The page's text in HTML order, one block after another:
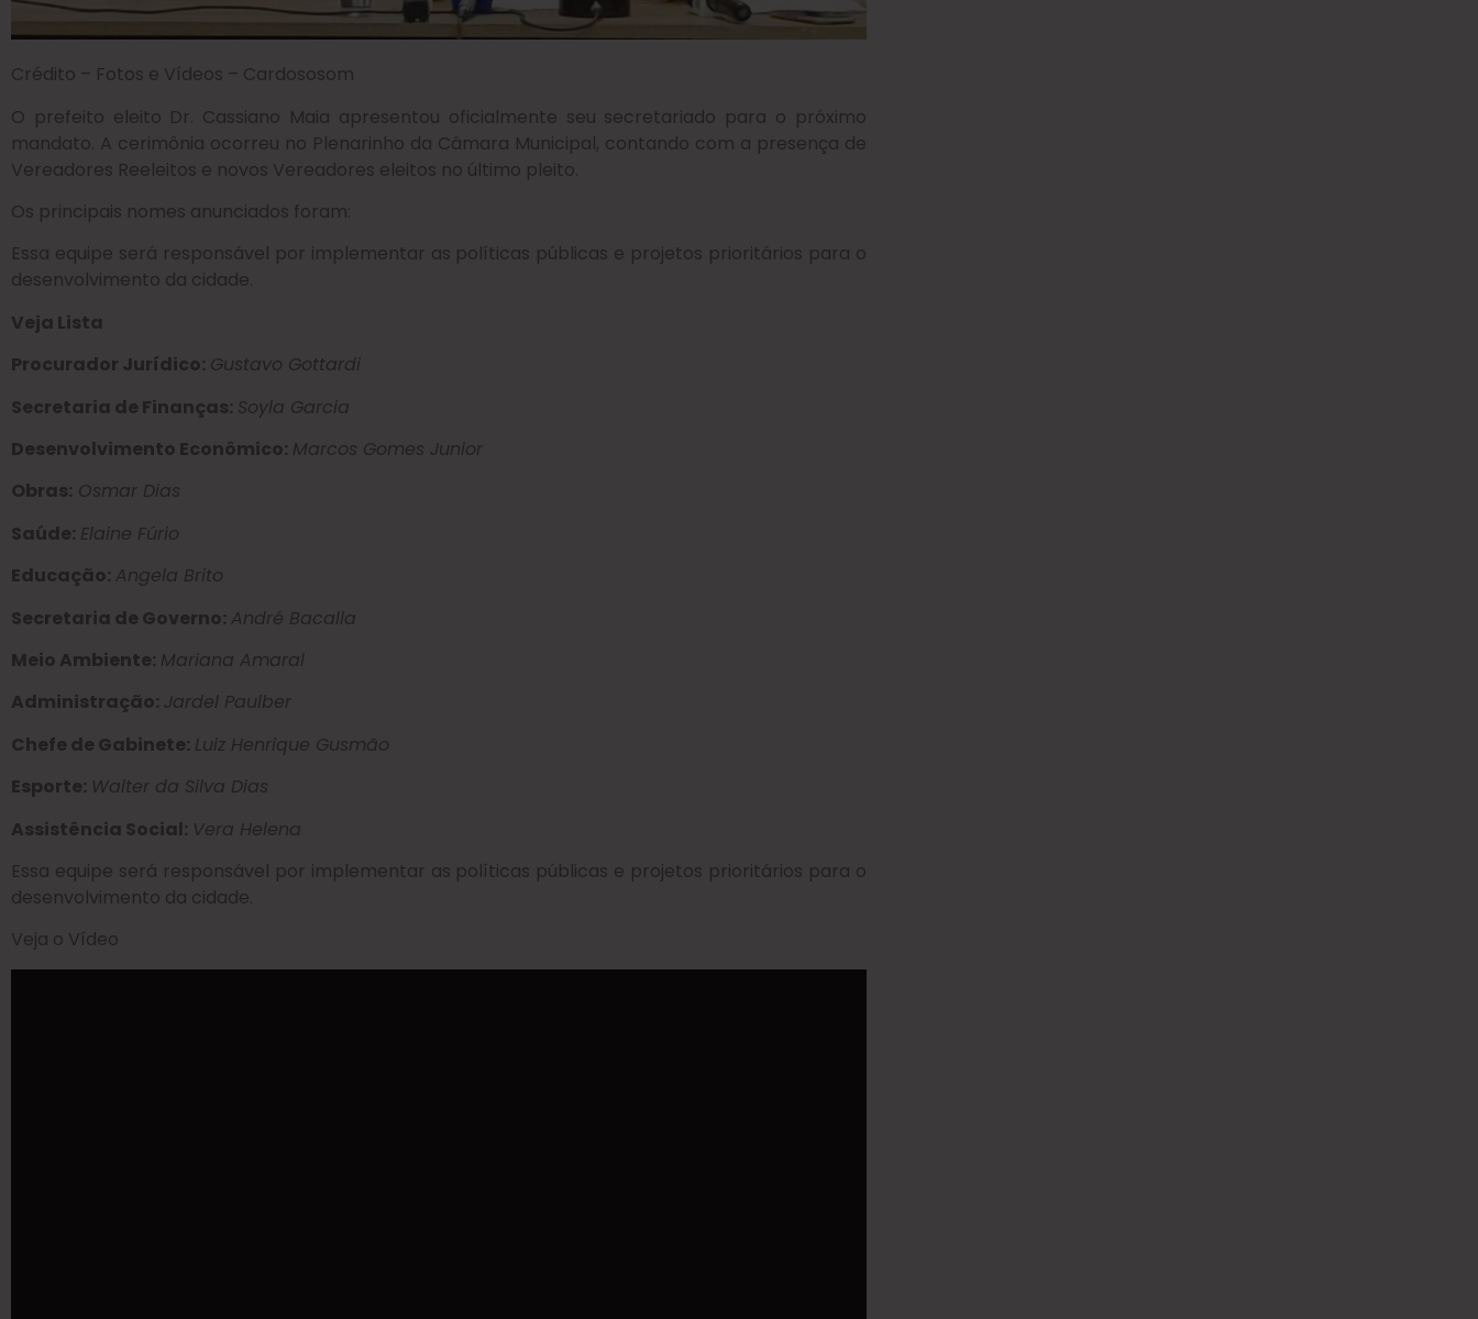
Crédito – Fotos e Vídeos – Cardososom
O prefeito eleito Dr. Cassiano Maia apresentou oficialmente seu secretariado para o próximo
mandato. A cerimônia ocorreu no Plenarinho da Câmara Municipal, contando com a presença de
Vereadores Reeleitos e novos Vereadores eleitos no último pleito.
Os principais nomes anunciados foram:
Essa equipe será responsável por implementar as políticas públicas e projetos prioritários para o
desenvolvimento da cidade.
Veja Lista
Procurador Jurídico: Gustavo Gottardi
Secretaria de Finanças: Soyla Garcia
Desenvolvimento Econômico: Marcos Gomes Junior
Obras: Osmar Dias
Saúde: Elaine Fúrio
Educação: Angela Brito
Secretaria de Governo: André Bacalla
Meio Ambiente: Mariana Amaral
Administração: Jardel Paulber
Chefe de Gabinete: Luiz Henrique Gusmão
Esporte: Walter da Silva Dias
Assistência Social: Vera Helena
Essa equipe será responsável por implementar as políticas públicas e projetos prioritários para o
desenvolvimento da cidade.
Veja o Vídeo